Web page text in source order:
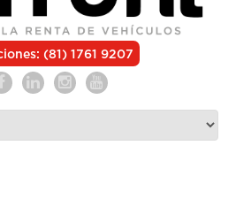
(81) 1761 9207